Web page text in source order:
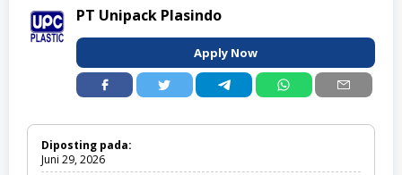
PT Unipack Plasindo
Apply Now
Diposting pada:
Juni 29, 2026